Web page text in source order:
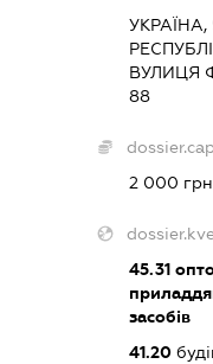
ВУЛИЦЯ
88
2 000
45.31
засобів
41.20